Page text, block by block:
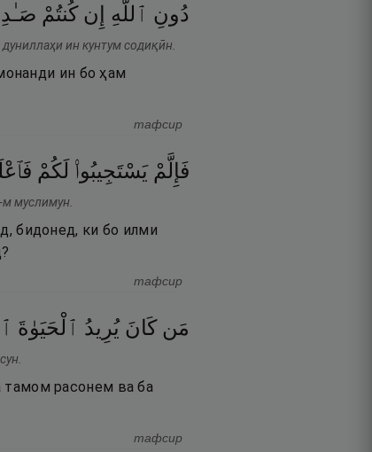
دُونِ ٱللَّهِ إِن كُنتُمْ
ин кунтум содиқӣн.
ин бо ҳам
тафсир
فَإِلَّمْ يَسْتَجِيبُوا۟ لَكُمْ
муслимун.
бидонед, ки бо илми
тафсир
مَن كَانَ يُرِيدُ ٱلْحَيَوٰةَ
тамом расонем ва ба
тафсир